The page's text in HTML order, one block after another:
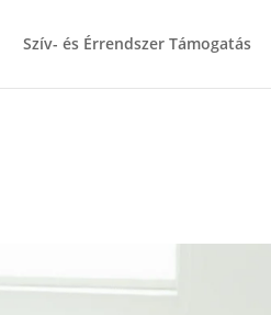
Szív- és Érrendszer Támogatás